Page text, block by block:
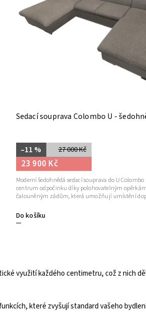
Sedací souprava Colombo U -
27 000 Kč
–11 %
23 900 Kč
Do košíku
Moderní šedohnědá sedací souprava do U
centrum odpočinku díky polohovatelným
čalouněným zádům, která umožňují umístění
využití každého centimetru, což z nich
které zvyšují standard vašeho